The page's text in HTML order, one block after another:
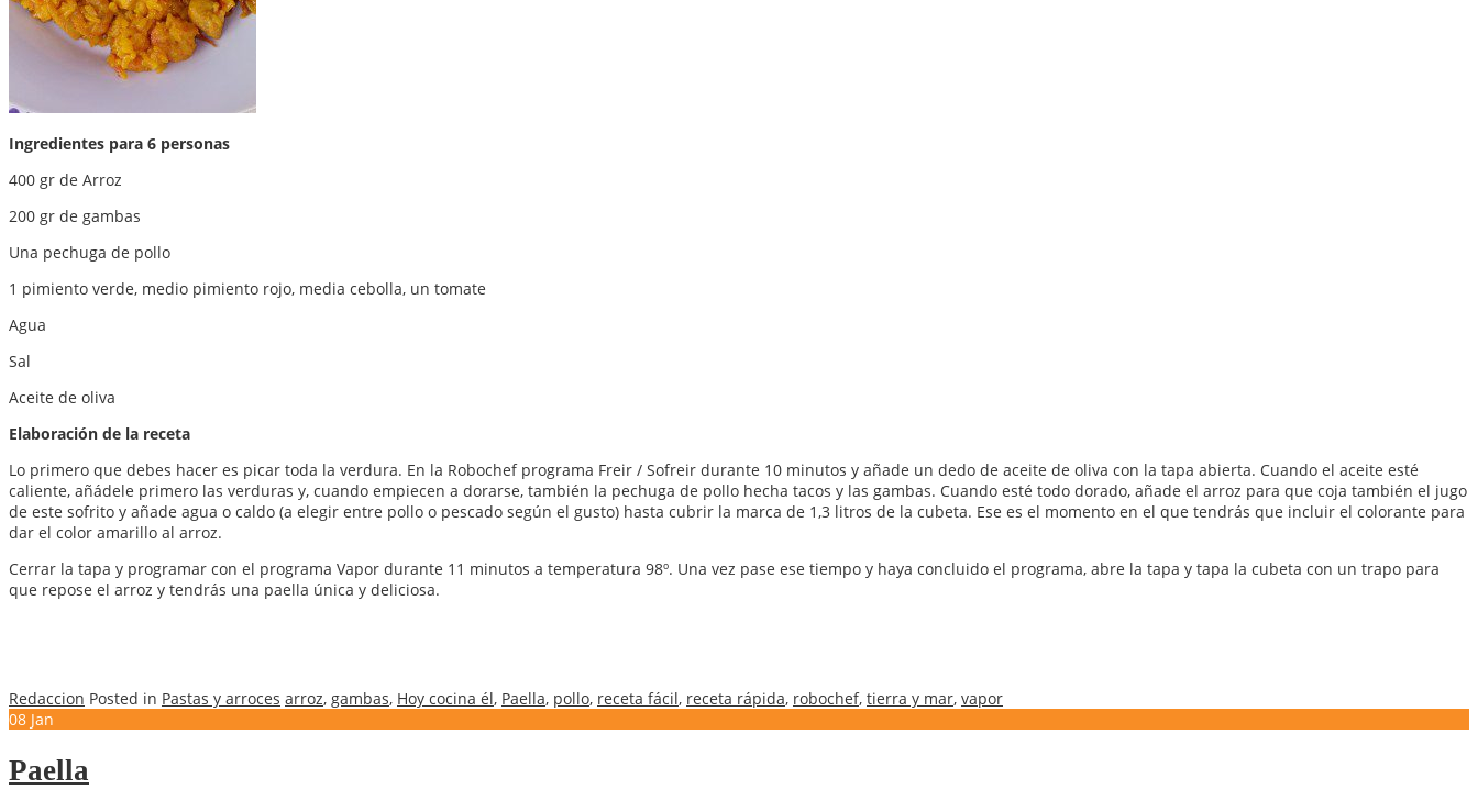
Ingredientes para 6 personas
400 gr de Arroz
200 gr de gambas
Una pechuga de pollo
1 pimiento verde, medio pimiento rojo, media cebolla, un tomate
Agua
Sal
Aceite de oliva
Elaboración de la receta
Lo primero que debes hacer es picar toda la verdura. En la Robochef programa Freir / Sofreir durante 10 minutos y añade un dedo de aceite de oliva con la tapa abierta. Cuando el aceite esté
caliente, añádele primero las verduras y, cuando empiecen a dorarse, también la pechuga de pollo hecha tacos y las gambas. Cuando esté todo dorado, añade el arroz para que coja también el jugo
de este sofrito y añade agua o caldo (a elegir entre pollo o pescado según el gusto) hasta cubrir la marca de 1,3 litros de la cubeta. Ese es el momento en el que tendrás que incluir el colorante para
dar el color amarillo al arroz.
Cerrar la tapa y programar con el programa Vapor durante 11 minutos a temperatura 98º. Una vez pase ese tiempo y haya concluido el programa, abre la tapa y tapa la cubeta con un trapo para
que repose el arroz y tendrás una paella única y deliciosa.
Redaccion Posted in Pastas y arroces arroz, gambas, Hoy cocina él, Paella, pollo, receta fácil, receta rápida, robochef, tierra y mar, vapor
08 Jan
Paella